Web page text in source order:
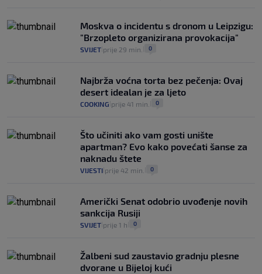
Moskva o incidentu s dronom u Leipzigu:
"Brzopleto organizirana provokacija"
SVIJET prije 29 min. 0
Najbrža voćna torta bez pečenja: Ovaj
desert idealan je za ljeto
COOKING prije 41 min. 0
Što učiniti ako vam gosti unište
apartman? Evo kako povećati šanse za
naknadu štete
VIJESTI prije 42 min. 0
Američki Senat odobrio uvođenje novih
sankcija Rusiji
SVIJET prije 1 h 0
Žalbeni sud zaustavio gradnju plesne
dvorane u Bijeloj kući